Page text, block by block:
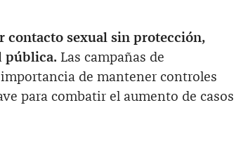
sexual sin protección,
pública. Las campañas de
de mantener controles
para combatir el aumento de casos